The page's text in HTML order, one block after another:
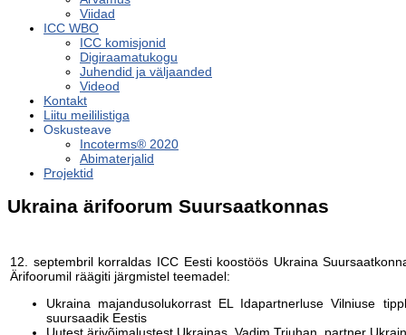
Viidad
ICC WBO
ICC komisjonid
Digiraamatukogu
Juhendid ja väljaanded
Videod
Kontakt
Liitu meililistiga
Oskusteave
Incoterms® 2020
Abimaterjalid
Projektid
Ukraina ärifoorum Suursaatkonnas
12. septembril korraldas ICC Eesti koostöös Ukraina
Ärifoorumil räägiti järgmistel teemadel:
Ukraina majandusolukorrast EL Idapartnerluse Vilniuse
suursaadik Eestis